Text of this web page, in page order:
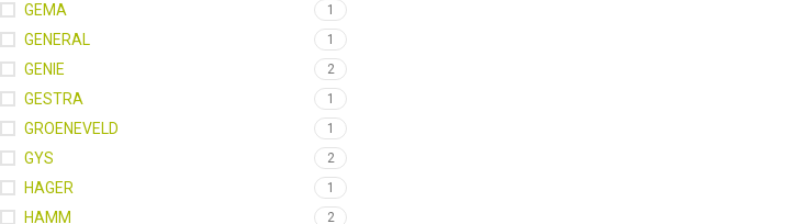
GEMA 1
GENERAL 1
GENIE 2
GESTRA 1
GROENEVELD 1
GYS 2
HAGER 1
HAMM 2